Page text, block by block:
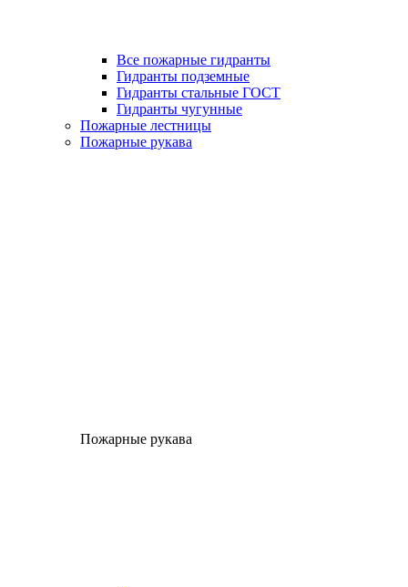
Все пожарные гидранты
Гидранты подземные
Гидранты стальные ГОСТ
Гидранты чугунные
Пожарные лестницы
Пожарные рукава
Пожарные рукава